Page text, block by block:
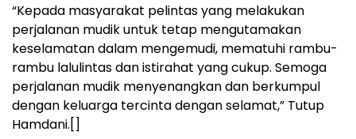
“Kepada masyarakat pelintas yang melakukan
perjalanan mudik untuk tetap mengutamakan
keselamatan dalam mengemudi, mematuhi rambu-
rambu lalulintas dan istirahat yang cukup. Semoga
perjalanan mudik menyenangkan dan berkumpul
dengan keluarga tercinta dengan selamat,” Tutup
Hamdani.[]